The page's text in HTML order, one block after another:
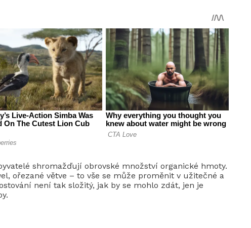
shromažďují obrovské množství organické hmoty.
ořezané větve – to vše se může proměnit v užitečné a
není tak složitý, jak by se mohlo zdát, jen je